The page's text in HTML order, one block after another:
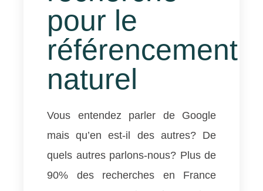
pour le
référencement
naturel
Vous entendez parler de Google
mais qu’en est-il des autres? De
quels autres parlons-nous? Plus de
90% des recherches en France